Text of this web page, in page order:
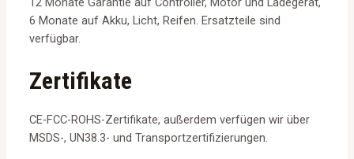
6 Monate auf Akku, Licht, Reifen. Ersatzteile sind
verfügbar.
Zertifikate
CE-FCC-ROHS-Zertifikate, außerdem verfügen wir über
MSDS-, UN38.3- und Transportzertifizierungen.